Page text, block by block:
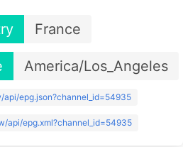
France
America/Los_Angeles
api/epg.json?channel_id=54935
api/epg.xml?channel_id=54935